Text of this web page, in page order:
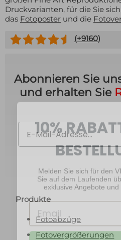
Druckvarianten, für die Sie
das Fotoposter und die
(+9160)
Abonnieren Sie
und erhalten Sie
Email
Produkte
Fotoabzüge
Fotovergrößerungen
Sie auf dem Laufenden
exklusive Angebote
Rabatt